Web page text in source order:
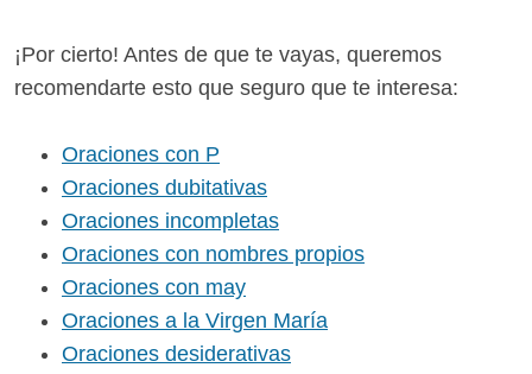
¡Por cierto! Antes de que te vayas, queremos
recomendarte esto que seguro que te interesa:
Oraciones con P
Oraciones dubitativas
Oraciones incompletas
Oraciones con nombres propios
Oraciones con may
Oraciones a la Virgen María
Oraciones desiderativas